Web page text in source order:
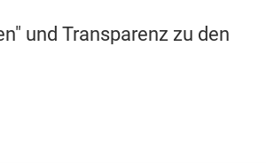
und Transparenz zu den